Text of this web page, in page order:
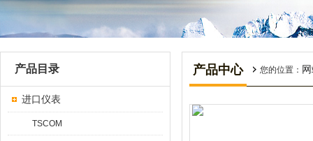
产品目录
进口仪表
TSCOM
产品中心 您的位置：